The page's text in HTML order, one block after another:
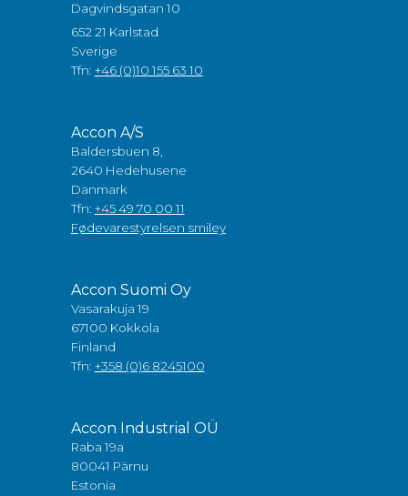
Dagvindsgatan 10
652 21 Karlstad
Sverige
Tfn: +46 (0)10 155 63 10
Accon A/S
Baldersbuen 8,
2640 Hedehusene
Danmark
Tfn: +45 49 70 00 11
Fødevarestyrelsen smiley
Accon Suomi Oy
Vasarakuja 19
67100 Kokkola
Finland
Tfn: +358 (0)6 8245100
Accon Industrial OÜ
Raba 19a
80041 Pärnu
Estonia